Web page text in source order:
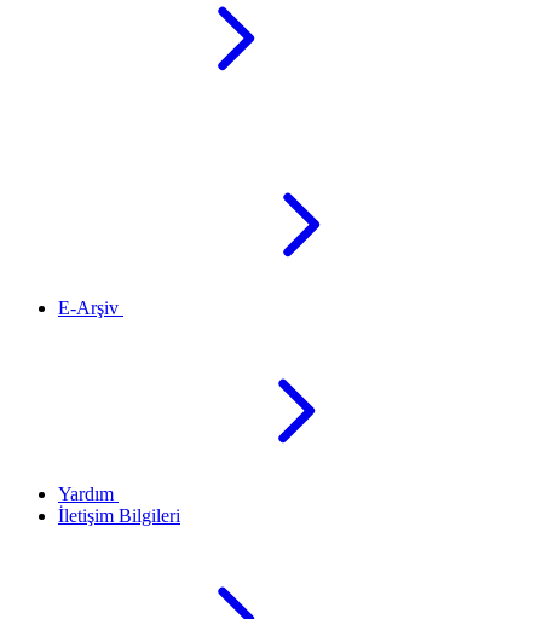
E-Arşiv
Yardım
İletişim Bilgileri